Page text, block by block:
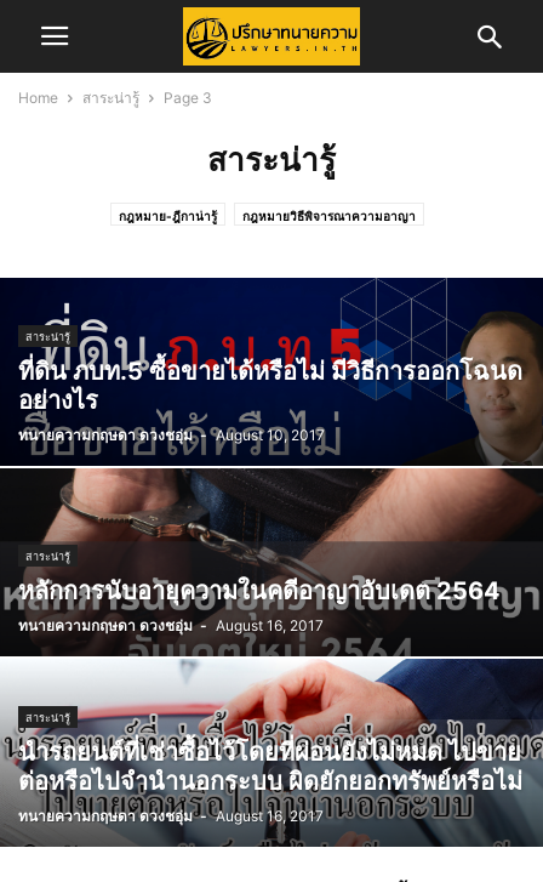
Home สาระน่ารู้ Page 3
สาระน่ารู้
กฎหมาย-ฎีกาน่ารู้ กฎหมายวิธีพิจารณาความอาญา
ข่าวสอบทนายความ ข่าวสอบผู้พิพากษา/อัยการ ข่าวสาร ข่าวสารทนายความ
ข่าวสารสภาทนายความ ข่าวสารสภาทนายความส่วนภูมิภาค คดีครอบครัว
คดีอาญา คดีแพ่ง ความรู้ในการพัฒนาวิชาชีพทนายความ
ทริบเทคนิค/บทความ ทั้งหมด บทความ บทความคดีแพ่ง
บทความและงานวิจัย พ.ร.บ.จราจรทางบก
รับสมัครพนักงาน ศูนย์อำนวยการเลือกตั้ง สาระน่ารู้ สำนักฝึกอบรมวิชาว่าความ
สิทธิประโยชน์ทนายความ เรื่องทั่วไป แรงงาน
สาระน่ารู้
ที่ดิน ภบท.5 ซื้อขายได้หรือไม่ มีวิธีการออกโฉนด
อย่างไร
ทนายความกฤษดา ดวงชอุ่ม - August 10, 2017
สาระน่ารู้
หลักการนับอายุความในคดีอาญาอับเดต 2564
ทนายความกฤษดา ดวงชอุ่ม - August 16, 2017
สาระน่ารู้
นำรถยนต์ที่เช่าซื้อไว้โดยที่ผ่อนยังไม่หมด ไปขาย
ต่อหรือไปจำนำนอกระบบ ผิดยักยอกทรัพย์หรือไม่
ทนายความกฤษดา ดวงชอุ่ม - August 16, 2017